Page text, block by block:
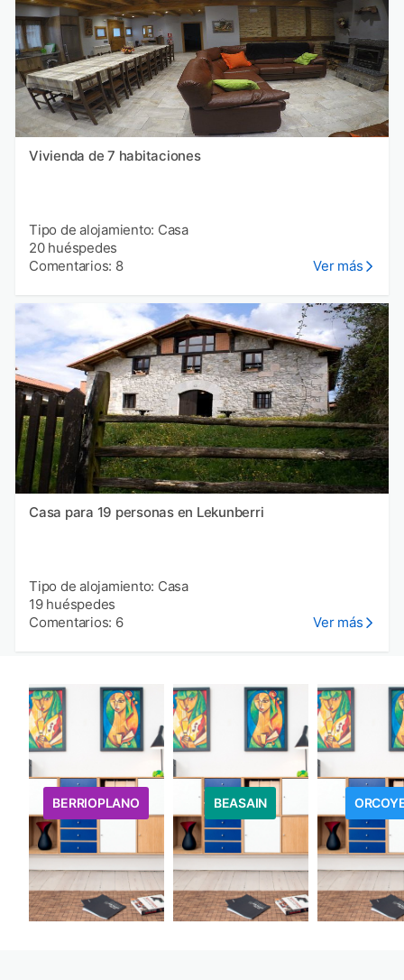
Vivienda de 7 habitaciones
Tipo de alojamiento: Casa
20 huéspedes
Comentarios: 8
Ver más
Casa para 19 personas en Lekunberri
Tipo de alojamiento: Casa
19 huéspedes
Comentarios: 6
Ver más
BERRIOPLANO BEASAIN